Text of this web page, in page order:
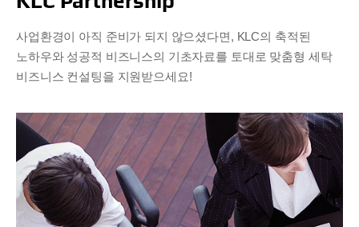
사업환경이 아직 준비가 되지 않으셨다면, KLC의 축적된
노하우와 성공적 비즈니스의 기초자료를 토대로 맞춤형 세탁
비즈니스 컨설팅을 지원받으세요!